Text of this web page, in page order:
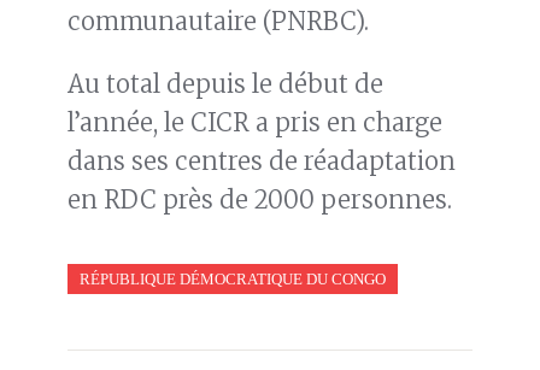
communautaire (PNRBC).
Au total depuis le début de
l’année, le CICR a pris en charge
dans ses centres de réadaptation
en RDC près de 2000 personnes.
RÉPUBLIQUE DÉMOCRATIQUE DU CONGO